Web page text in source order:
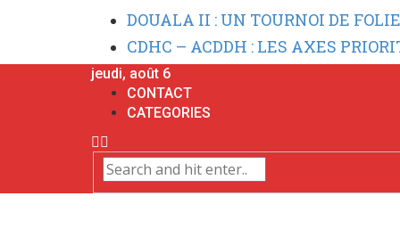
DOUALA II : UN TOURNOI DE FOLIE
CDHC – ACDDH : LES AXES
jeudi, août 6
CONTACT
CATEGORIES